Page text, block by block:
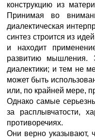
конструкцию из
Принимая во
диалектическая
синтез строится из
и находит
развитию мышления.
диалектики; и тем не
может быть
или, по крайней мере,
Однако самые
за расплывчатости,
противоречиях.
Они верно указывают,